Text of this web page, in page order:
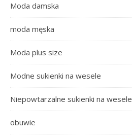
Moda damska
moda męska
Moda plus size
Modne sukienki na wesele
Niepowtarzalne sukienki na wesele
obuwie